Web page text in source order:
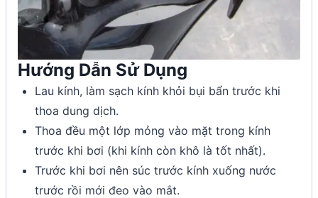
Hướng Dẫn Sử Dụng
Lau kính, làm sạch kính khỏi bụi bẩn trước khi
thoa dung dịch.
Thoa đều một lớp mỏng vào mặt trong kính
trước khi bơi (khi kính còn khô là tốt nhất).
Trước khi bơi nên súc trước kính xuống nước
trước rồi mới đeo vào mắt.